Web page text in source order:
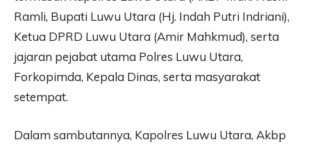
Ramli, Bupati Luwu Utara (Hj. Indah Putri Indriani),
Ketua DPRD Luwu Utara (Amir Mahkmud), serta
jajaran pejabat utama Polres Luwu Utara,
Forkopimda, Kepala Dinas, serta masyarakat
setempat.
Dalam sambutannya, Kapolres Luwu Utara, Akbp